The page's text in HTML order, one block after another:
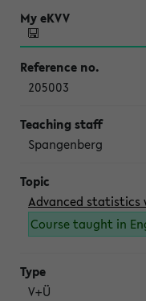
205003
Spangenberg
Advanced statistics
Course taught in
V+Ü